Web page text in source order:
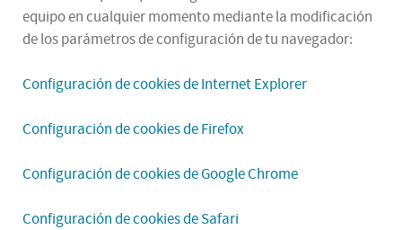
equipo en cualquier momento mediante la modificación
de los parámetros de configuración de tu navegador:
Configuración de cookies de Internet Explorer
Configuración de cookies de Firefox
Configuración de cookies de Google Chrome
Configuración de cookies de Safari